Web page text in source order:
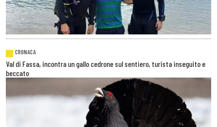
CRONACA
Val di Fassa, incontra un gallo cedrone sul sentiero, turista inseguito e
beccato